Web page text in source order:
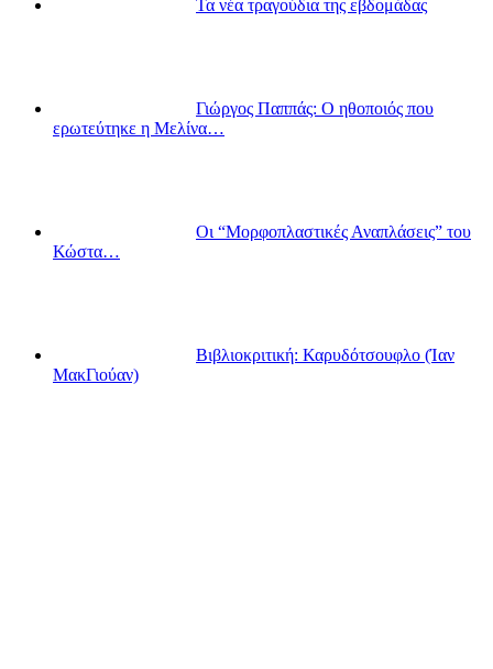
Τα νέα τραγούδια της εβδομάδας
Γιώργος Παππάς: Ο ηθοποιός που
ερωτεύτηκε η Μελίνα…
Οι “Μορφοπλαστικές Αναπλάσεις” του
Κώστα…
Βιβλιοκριτική: Καρυδότσουφλο (Ίαν
ΜακΓιούαν)